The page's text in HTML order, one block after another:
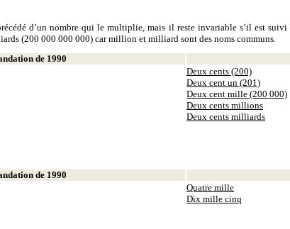
d’un nombre qui le multiplie, mais il reste invariable s’il est
(200 000 000 000) car million et milliard sont des noms communs.
de 1990
Deux cents (200)
Deux cent un (201)
Deux cent mille (200 000)
Deux cents millions
Deux cents milliards
de 1990
Quatre mille
Dix mille cinq